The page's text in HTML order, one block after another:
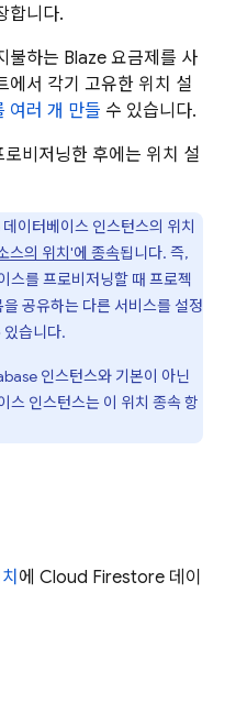
합니다.
불하는 Blaze 요금제를 사
에서 각기 고유한 위치 설
여러 개 만들 수 있습니다.
비저닝한 후에는 위치 설
데이터베이스 인스턴스의 위치
스의 위치'에 종속됩니다. 즉,
스를 프로비저닝할 때 프로젝
공유하는 다른 서비스를 설정
있습니다.
인스턴스와 기본이 아닌
스 인스턴스는 이 위치 종속 항
에 Cloud Firestore 데이